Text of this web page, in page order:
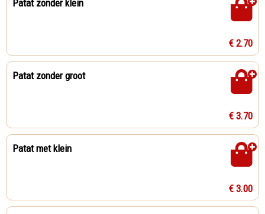
Patat zonder klein
€ 2.70
Patat zonder groot
€ 3.70
Patat met klein
€ 3.00